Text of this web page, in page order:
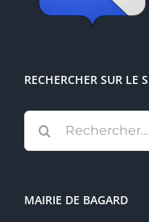
RECHERCHER SUR LE
MAIRIE DE BAGARD